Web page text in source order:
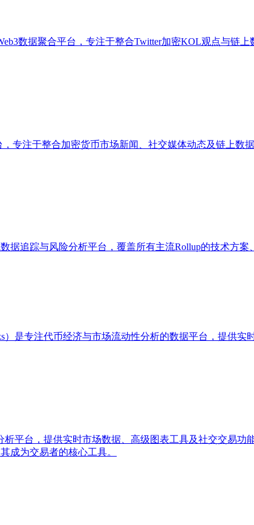
数据聚合平台，专注于整合Twitter加密KOL观点与
，专注于整合加密货币市场新闻、社交媒体动态及链上
据追踪与风险分析平台，覆盖所有主流Rollup的技术方
）是专注代币经济与市场流动性分析的数据平台，提供
析平台，提供实时市场数据、高级图表工具及社交交易
成为交易者的核心工具。